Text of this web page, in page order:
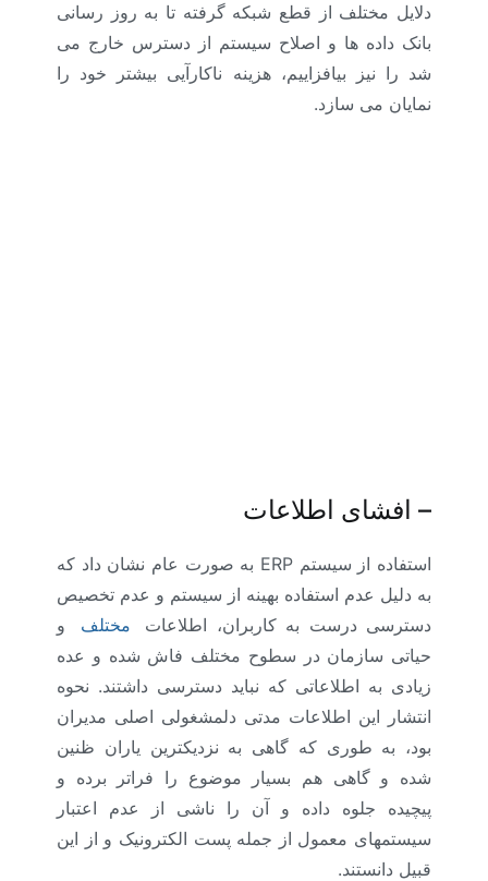
دلایل مختلف از قطع شبکه گرفته تا به روز رسانی
بانک داده ها و اصلاح سیستم از دسترس خارج می
شد را نیز بیافزاییم، هزینه ناکارآیی بیشتر خود را
نمایان می سازد.
– افشای اطلاعات
استفاده از سیستم ERP به صورت عام نشان داد که
به دلیل عدم استفاده بهینه از سیستم و عدم تخصیص
دسترسی درست به کاربران، اطلاعات
مختلف
و
حیاتی سازمان در سطوح مختلف فاش شده و عده
زیادی به اطلاعاتی که نباید دسترسی داشتند. نحوه
انتشار این اطلاعات مدتی دلمشغولی اصلی مدیران
بود، به طوری که گاهی به نزدیکترین یاران ظنین
شده و گاهی هم بسیار موضوع را فراتر برده و
پیچیده جلوه داده و آن را ناشی از عدم اعتبار
سیستمهای معمول از جمله پست الکترونیک و از این
قبیل دانستند.